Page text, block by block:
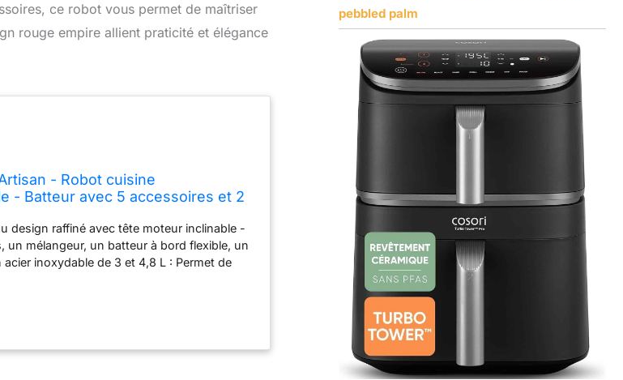
ce robot vous permet de maîtriser
rouge empire allient praticité et élégance
- Robot cuisine
- Batteur avec 5 accessoires et 2
design raffiné avec tête moteur inclinable -
un mélangeur, un batteur à bord flexible, un
inoxydable de 3 et 4,8 L : Permet de
: Préparation rapide de petites et
entre le moteur et les accessoires
et 10 vitesses. Corps en métal intégral,
pebbled palm